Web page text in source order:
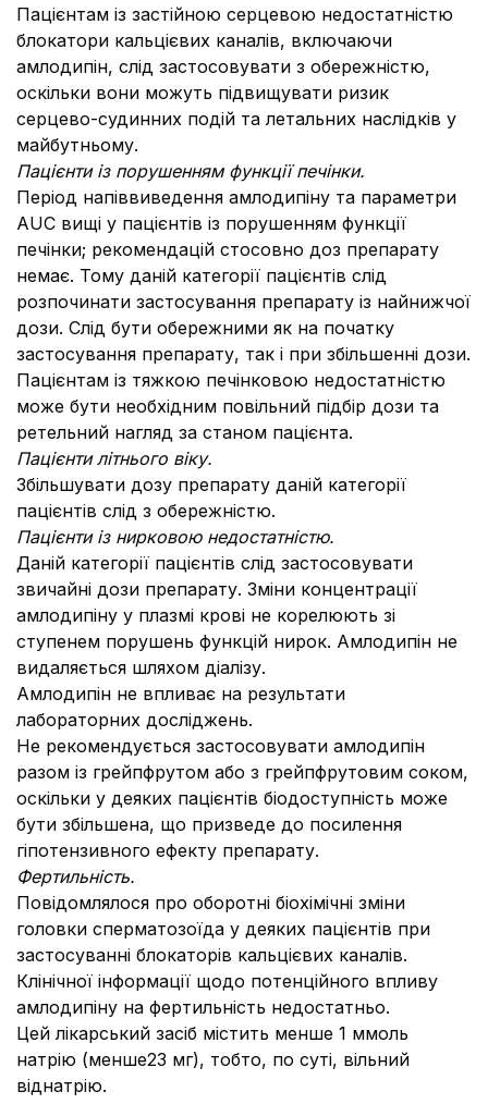
Пацієнтам із застійною серцевою недостатністю
блокатори кальцієвих каналів, включаючи
амлодипін, слід застосовувати з обережністю,
оскільки вони можуть підвищувати ризик
серцево-судинних подій та летальних наслідків у
майбутньому.
Пацієнти із порушенням функції печінки.
Період напіввиведення амлодипіну та параметри
AUC вищі у пацієнтів із порушенням функції
печінки; рекомендацій стосовно доз препарату
немає. Тому даній категорії пацієнтів слід
розпочинати застосування препарату із найнижчої
дози. Слід бути обережними як на початку
застосування препарату, так і при збільшенні дози.
Пацієнтам із тяжкою печінковою недостатністю
може бути необхідним повільний підбір дози та
ретельний нагляд за станом пацієнта.
Пацієнти літнього віку.
Збільшувати дозу препарату даній категорії
пацієнтів слід з обережністю.
Пацієнти із нирковою недостатністю.
Даній категорії пацієнтів слід застосовувати
звичайні дози препарату. Зміни концентрації
амлодипіну у плазмі крові не корелюють зі
ступенем порушень функцій нирок. Амлодипін не
видаляється шляхом діалізу.
Амлодипін не впливає на результати
лабораторних досліджень.
Не рекомендується застосовувати амлодипін
разом із грейпфрутом або з грейпфрутовим соком,
оскільки у деяких пацієнтів біодоступність може
бути збільшена, що призведе до посилення
гіпотензивного ефекту препарату.
Фертильність.
Повідомлялося про оборотні біохімічні зміни
головки сперматозоїда у деяких пацієнтів при
застосуванні блокаторів кальцієвих каналів.
Клінічної інформації щодо потенційного впливу
амлодипіну на фертильність недостатньо.
Цей лікарський засіб містить менше 1 ммоль
натрію (менше23 мг), тобто, по суті, вільний
віднатрію.